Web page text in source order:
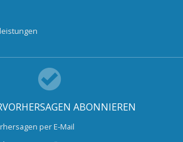
ABONNIEREN
per E-Mail